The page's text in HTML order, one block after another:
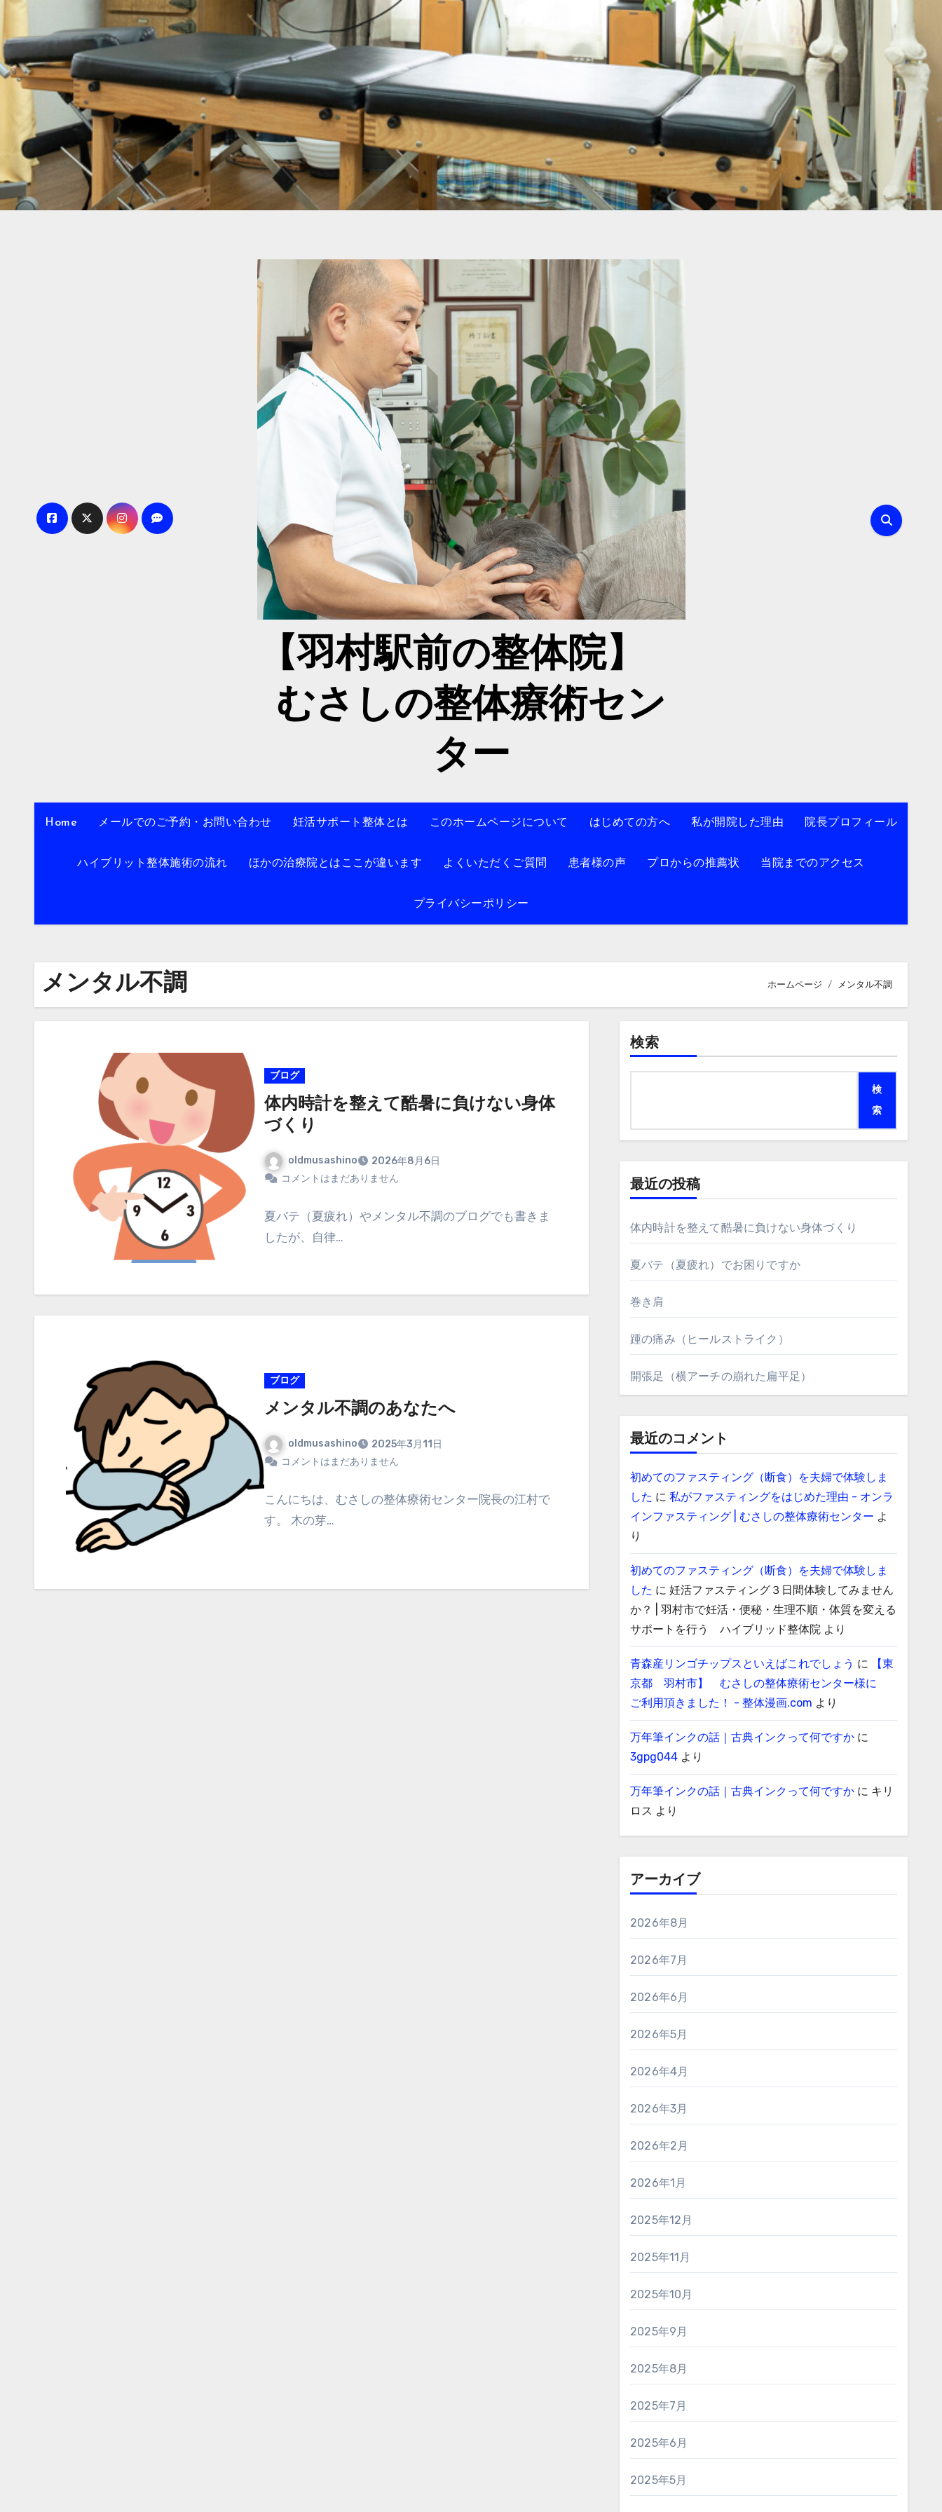
を
ス
【羽村駅前の整体院】
むさしの整体療術セン
ター
Home メールでのご予約・お問い合わせ 妊活サポート整体とは このホームページについて はじめての方へ 私が開院した理由 院長プロフィール
ハイブリット整体施術の流れ ほかの治療院とはここが違います よくいただくご質問 患者様の声 プロからの推薦状 当院までのアクセス
プライバシーポリシー
メンタル不調 ホームページ メンタル不調
ブログ
体内時計を整えて酷暑に負けない身体
づくり
oldmusashino
2026年8月6日
コメントはまだありません
夏バテ（夏疲れ）やメンタル不調のブログでも書きま
したが、自律…
ブログ
メンタル不調のあなたへ
oldmusashino
2025年3月11日
コメントはまだありません
こんにちは、むさしの整体療術センター院長の江村で
す。 木の芽…
検索
検
索
最近の投稿
体内時計を整えて酷暑に負けない身体づくり
夏バテ（夏疲れ）でお困りですか
巻き肩
踵の痛み（ヒールストライク）
開張足（横アーチの崩れた扁平足）
最近のコメント
初めてのファスティング（断食）を夫婦で体験しま
した に 私がファスティングをはじめた理由 - オンラ
インファスティング | むさしの整体療術センター よ
り
初めてのファスティング（断食）を夫婦で体験しま
した に 妊活ファスティング３日間体験してみません
か？ | 羽村市で妊活・便秘・生理不順・体質を変える
サポートを行う ハイブリッド整体院 より
青森産リンゴチップスといえばこれでしょう に
【東
京都 羽村市】 むさしの整体療術センター様に
ご利用頂きました！ - 整体漫画.com より
万年筆インクの話｜古典インクって何ですか に
3gpg044 より
万年筆インクの話｜古典インクって何ですか に キリ
ロス より
アーカイブ
2026年8月
2026年7月
2026年6月
2026年5月
2026年4月
2026年3月
2026年2月
2026年1月
2025年12月
2025年11月
2025年10月
2025年9月
2025年8月
2025年7月
2025年6月
2025年5月